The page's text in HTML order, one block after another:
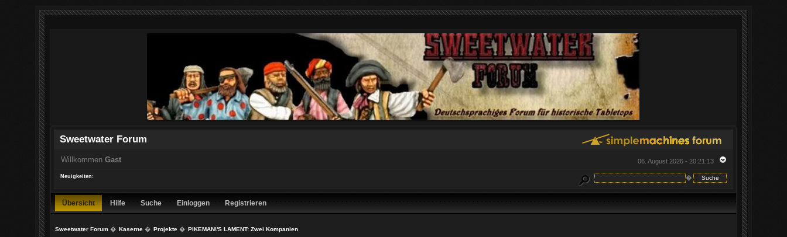
Sweetwater Forum
06. August 2026 - 20:21:13
Willkommen Gast
�
Neuigkeiten:
Übersicht Hilfe Suche Einloggen Registrieren
Sweetwater Forum� Kaserne� Projekte� PIKEMAN\'S LAMENT: Zwei Kompanien